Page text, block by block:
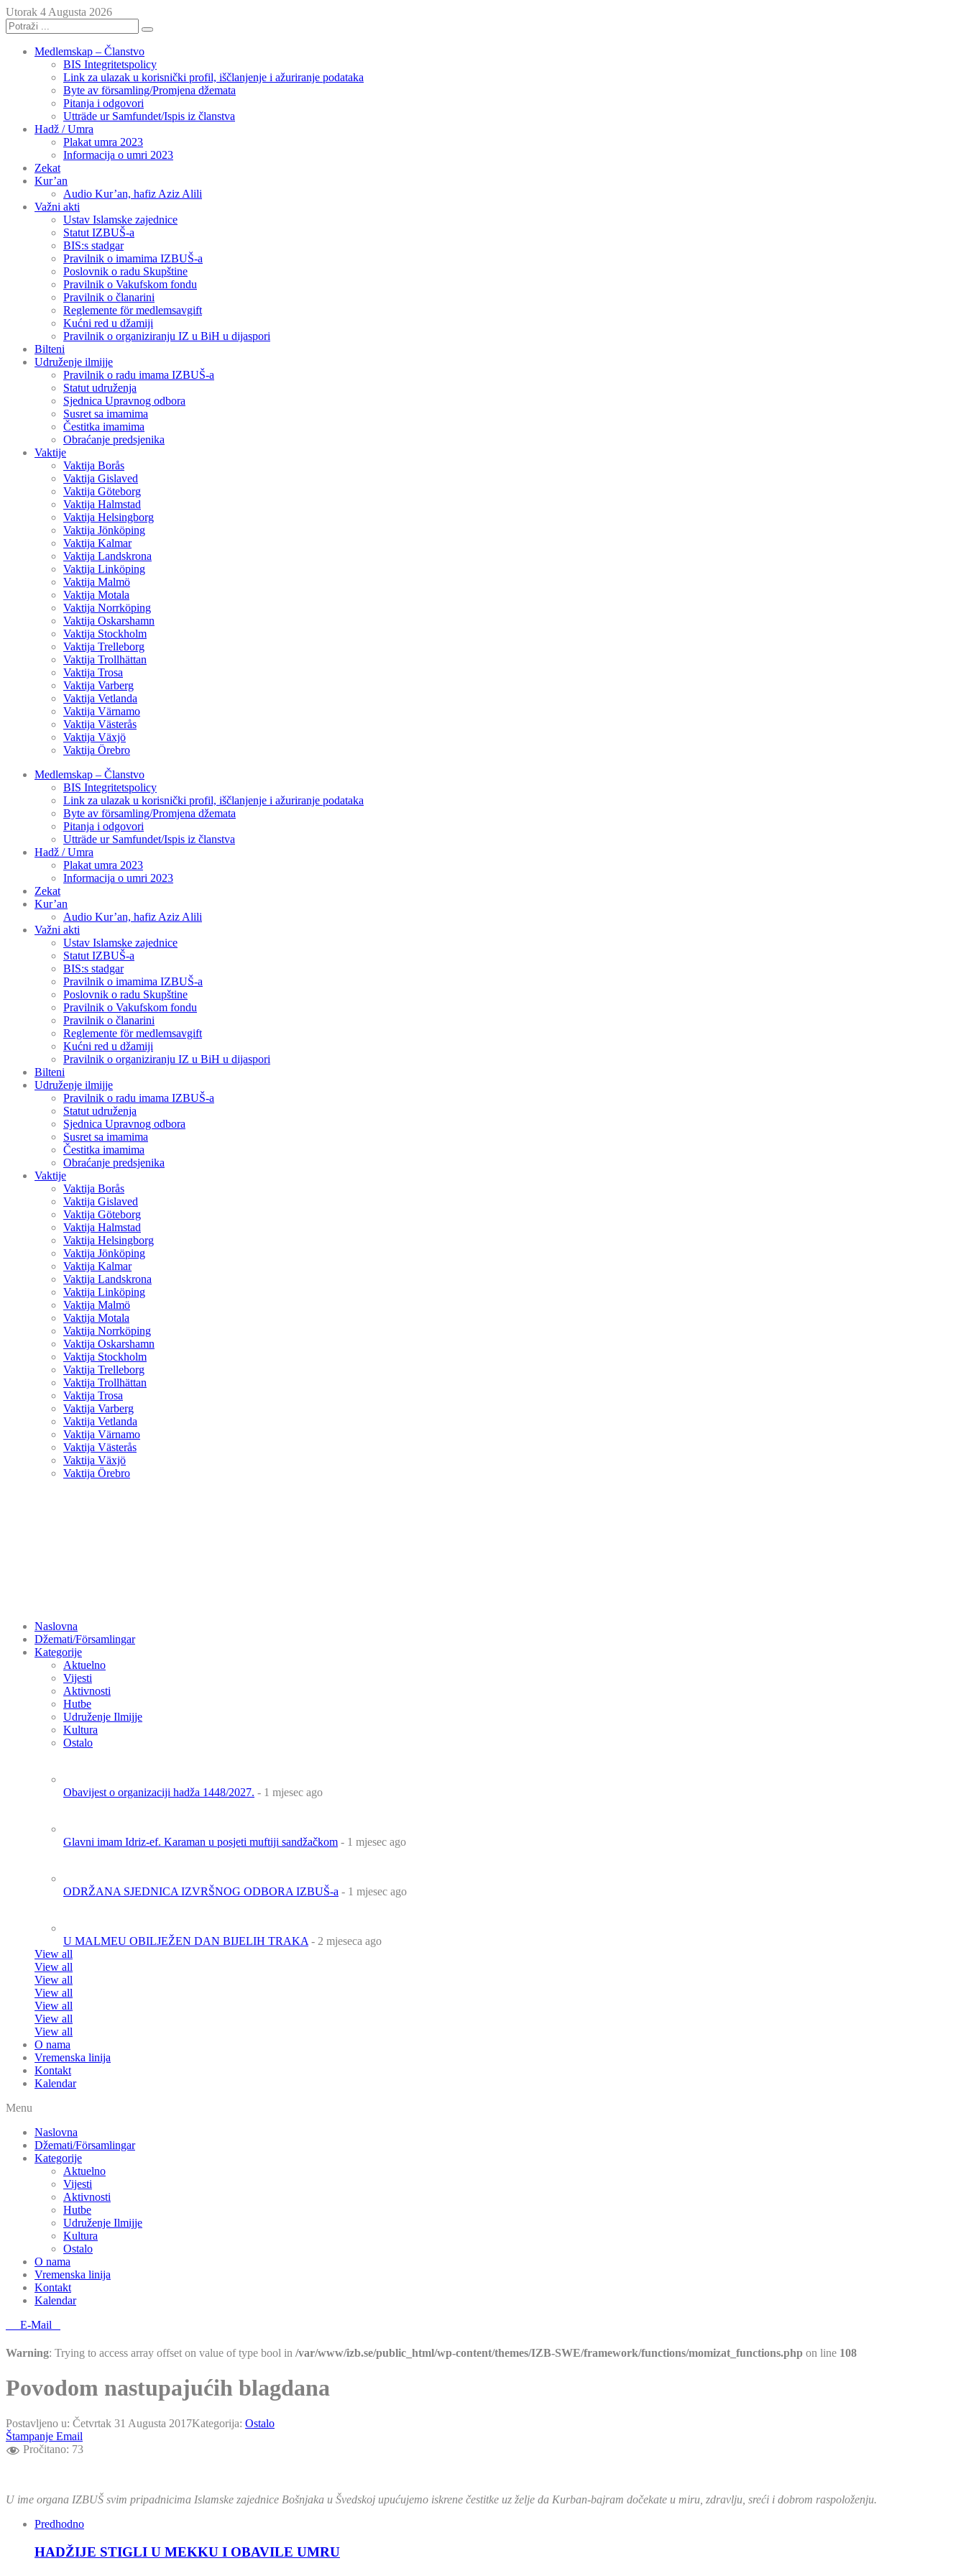
Utorak 4 Augusta 2026
Medlemskap – Članstvo
BIS Integritetspolicy
Link za ulazak u korisnički profil, iščlanjenje i ažuriranje podataka
Byte av församling/Promjena džemata
Pitanja i odgovori
Utträde ur Samfundet/Ispis iz članstva
Hadž / Umra
Plakat umra 2023
Informacija o umri 2023
Zekat
Kur’an
Audio Kur’an, hafiz Aziz Alili
Važni akti
Ustav Islamske zajednice
Statut IZBUŠ-a
BIS:s stadgar
Pravilnik o imamima IZBUŠ-a
Poslovnik o radu Skupštine
Pravilnik o Vakufskom fondu
Pravilnik o članarini
Reglemente för medlemsavgift
Kućni red u džamiji
Pravilnik o organiziranju IZ u BiH u dijaspori
Bilteni
Udruženje ilmijje
Pravilnik o radu imama IZBUŠ-a
Statut udruženja
Sjednica Upravnog odbora
Susret sa imamima
Čestitka imamima
Obraćanje predsjenika
Vaktije
Vaktija Borås
Vaktija Gislaved
Vaktija Göteborg
Vaktija Halmstad
Vaktija Helsingborg
Vaktija Jönköping
Vaktija Kalmar
Vaktija Landskrona
Vaktija Linköping
Vaktija Malmö
Vaktija Motala
Vaktija Norrköping
Vaktija Oskarshamn
Vaktija Stockholm
Vaktija Trelleborg
Vaktija Trollhättan
Vaktija Trosa
Vaktija Varberg
Vaktija Vetlanda
Vaktija Värnamo
Vaktija Västerås
Vaktija Växjö
Vaktija Örebro
Medlemskap – Članstvo
BIS Integritetspolicy
Link za ulazak u korisnički profil, iščlanjenje i ažuriranje podataka
Byte av församling/Promjena džemata
Pitanja i odgovori
Utträde ur Samfundet/Ispis iz članstva
Hadž / Umra
Plakat umra 2023
Informacija o umri 2023
Zekat
Kur’an
Audio Kur’an, hafiz Aziz Alili
Važni akti
Ustav Islamske zajednice
Statut IZBUŠ-a
BIS:s stadgar
Pravilnik o imamima IZBUŠ-a
Poslovnik o radu Skupštine
Pravilnik o Vakufskom fondu
Pravilnik o članarini
Reglemente för medlemsavgift
Kućni red u džamiji
Pravilnik o organiziranju IZ u BiH u dijaspori
Bilteni
Udruženje ilmijje
Pravilnik o radu imama IZBUŠ-a
Statut udruženja
Sjednica Upravnog odbora
Susret sa imamima
Čestitka imamima
Obraćanje predsjenika
Vaktije
Vaktija Borås
Vaktija Gislaved
Vaktija Göteborg
Vaktija Halmstad
Vaktija Helsingborg
Vaktija Jönköping
Vaktija Kalmar
Vaktija Landskrona
Vaktija Linköping
Vaktija Malmö
Vaktija Motala
Vaktija Norrköping
Vaktija Oskarshamn
Vaktija Stockholm
Vaktija Trelleborg
Vaktija Trollhättan
Vaktija Trosa
Vaktija Varberg
Vaktija Vetlanda
Vaktija Värnamo
Vaktija Västerås
Vaktija Växjö
Vaktija Örebro
Naslovna
Džemati/Församlingar
Kategorije
Aktuelno
Vijesti
Aktivnosti
Hutbe
Udruženje Ilmijje
Kultura
Ostalo
Obavijest o organizaciji hadža 1448/2027. - 1 mjesec ago
Glavni imam Idriz-ef. Karaman u posjeti muftiji sandžačkom - 1 mjesec ago
ODRŽANA SJEDNICA IZVRŠNOG ODBORA IZBUŠ-a - 1 mjesec ago
U MALMEU OBILJEŽEN DAN BIJELIH TRAKA - 2 mjeseca ago
View all
View all
View all
View all
View all
View all
View all
O nama
Vremenska linija
Kontakt
Kalendar
Menu
Naslovna
Džemati/Församlingar
Kategorije
Aktuelno
Vijesti
Aktivnosti
Hutbe
Udruženje Ilmijje
Kultura
Ostalo
O nama
Vremenska linija
Kontakt
Kalendar
E-Mail
Warning: Trying to access array offset on value of type bool in /var/www/izb.se/public_html/wp-content/themes/IZB-SWE/framework/functions/momizat_functions.php on line 108
Povodom nastupajućih blagdana
Postavljeno u: Četvrtak 31 Augusta 2017Kategorija: Ostalo
Štampanje Email
Pročitano: 73
U ime organa IZBUŠ svim pripadnicima Islamske zajednice Bošnjaka u Švedskoj upućujemo iskrene čestitke uz želje da Kurban-bajram dočekate u miru, zdravlju, sreći i dobrom raspoloženju.
Predhodno
HADŽIJE STIGLI U MEKKU I OBAVILE UMRU